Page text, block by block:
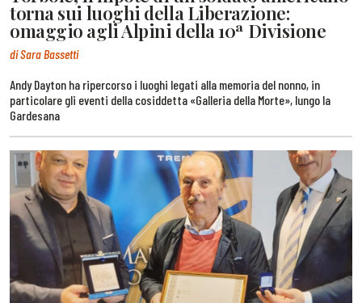
torna sui luoghi della Liberazione:
omaggio agli Alpini della 10ª Divisione
di Sara Bassetti
Andy Dayton ha ripercorso i luoghi legati alla memoria del nonno, in
particolare gli eventi della cosiddetta «Galleria della Morte», lungo la
Gardesana